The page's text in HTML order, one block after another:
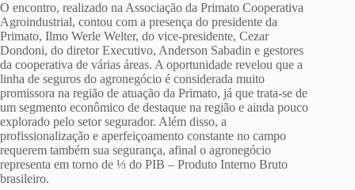
O encontro, realizado na Associação da Primato Cooperativa
Agroindustrial, contou com a presença do presidente da
Primato, Ilmo Werle Welter, do vice-presidente, Cezar
Dondoni, do diretor Executivo, Anderson Sabadin e gestores
da cooperativa de várias áreas. A oportunidade revelou que a
linha de seguros do agronegócio é considerada muito
promissora na região de atuação da Primato, já que trata-se de
um segmento econômico de destaque na região e ainda pouco
explorado pelo setor segurador. Além disso, a
profissionalização e aperfeiçoamento constante no campo
requerem também sua segurança, afinal o agronegócio
representa em torno de ⅓ do PIB – Produto Interno Bruto
brasileiro.